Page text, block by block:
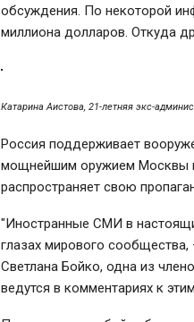
обсуждения. По некоторой
миллиона долларов. Откуда
Катарина Аистова, 21-летняя экс-
Россия поддерживает
мощнейшим оружием Москвы
распространяет свою
"Иностранные СМИ в
глазах мирового
Светлана Бойко, одна из
ведутся в комментариях к